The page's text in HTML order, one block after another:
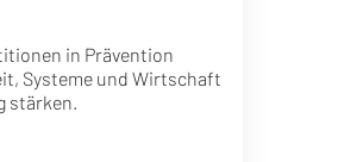
in Prävention
Systeme und Wirtschaft
stärken.